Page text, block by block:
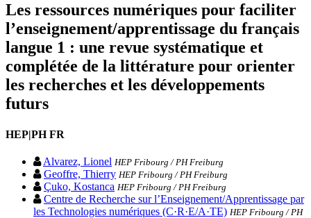
Les ressources numériques pour faciliter
l’enseignement/apprentissage du français
langue 1 : une revue systématique et
complétée de la littérature pour orienter
les recherches et les développements
futurs
HEP|PH FR
Alvarez, Lionel HEP Fribourg / PH Freiburg
Geoffre, Thierry HEP Fribourg / PH Freiburg
Çuko, Kostanca HEP Fribourg / PH Freiburg
Centre de Recherche sur l’Enseignement/Apprentissage par
les Technologies numériques (C·R·E/A·TE) HEP Fribourg / PH